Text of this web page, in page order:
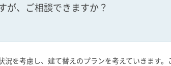
が、ご相談できますか？
況を考慮し、建て替えのプランを考えていきます